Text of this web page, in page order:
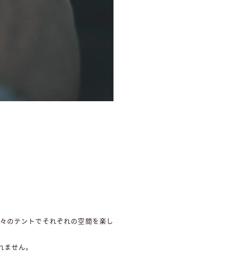
のテントでそれぞれの空間を楽し
せん。